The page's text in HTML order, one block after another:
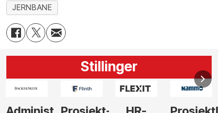
JERNBANE
Stillinger